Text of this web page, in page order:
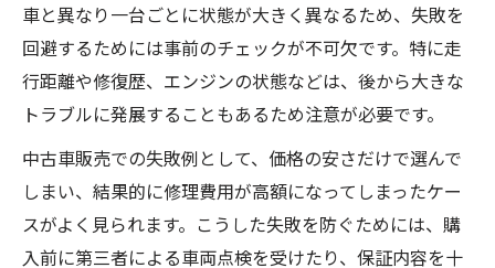
プロの視点で語る中古車販売の注意点
中古車販売で見抜くべきリスクの特徴と対
策
ト
中古車販売で損しない判断力の鍛え方とは
中古車販売を安全に進めるための注意事項
車と異なり一台ごとに状態が大きく異なるため、失敗を
回避するためには事前のチェックが不可欠です。特に走
行距離や修復歴、エンジンの状態などは、後から大きな
トラブルに発展することもあるため注意が必要です。
中古車販売での失敗例として、価格の安さだけで選んで
しまい、結果的に修理費用が高額になってしまったケー
スがよく見られます。こうした失敗を防ぐためには、購
入前に第三者による車両点検を受けたり、保証内容を十